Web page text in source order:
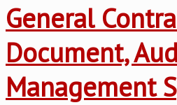
General
Document,
Management